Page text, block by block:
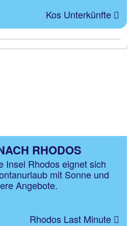
Kos Unterkünfte
RHODOS
Insel Rhodos eignet sich
mit Sonne und
Angebote.
Rhodos Last Minute